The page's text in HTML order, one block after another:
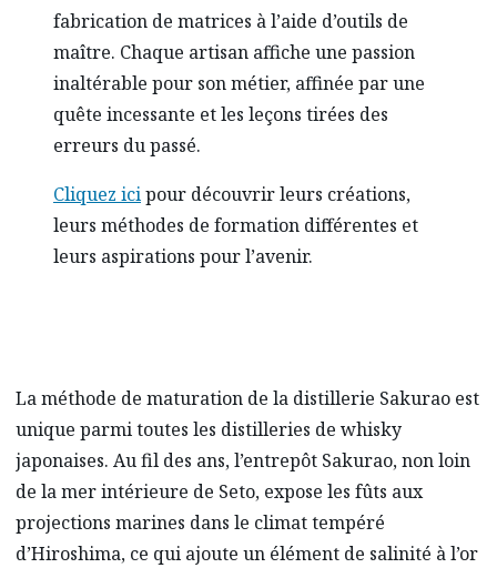
fabrication de matrices à l’aide d’outils de
maître. Chaque artisan affiche une passion
inaltérable pour son métier, affinée par une
quête incessante et les leçons tirées des
erreurs du passé.
Cliquez icipour découvrir leurs créations,
leurs méthodes de formation différentes et
leurs aspirations pour l’avenir.
La méthode de maturation de la distillerie Sakurao est
unique parmi toutes les distilleries de whisky
japonaises. Au fil des ans, l’entrepôt Sakurao, non loin
de la mer intérieure de Seto, expose les fûts aux
projections marines dans le climat tempéré
d’Hiroshima, ce qui ajoute un élément de salinité à l’or